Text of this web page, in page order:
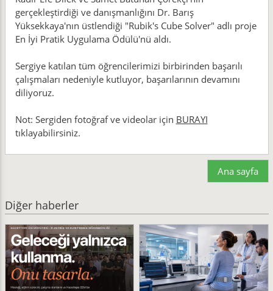
gerçekleştirdiği ve danışmanlığını Dr. Barış
Yüksekkaya'nın üstlendiği "Rubik's Cube Solver" adlı proje
En İyi Pratik Uygulama Ödülü'nü aldı.
Sergiye katılan tüm öğrencilerimizi birbirinden başarılı
çalışmaları nedeniyle kutluyor, başarılarının devamını
diliyoruz.
Not: Sergiden fotoğraf ve videolar için BURAYI
tıklayabilirsiniz.
Ana sayfa
Diğer haberler